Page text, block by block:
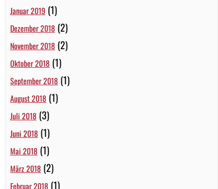
Januar 2019 (1)
Dezember 2018 (2)
November 2018 (2)
Oktober 2018 (1)
September 2018 (1)
August 2018 (1)
Juli 2018 (3)
Juni 2018 (1)
Mai 2018 (1)
März 2018 (2)
Februar 2018 (1)